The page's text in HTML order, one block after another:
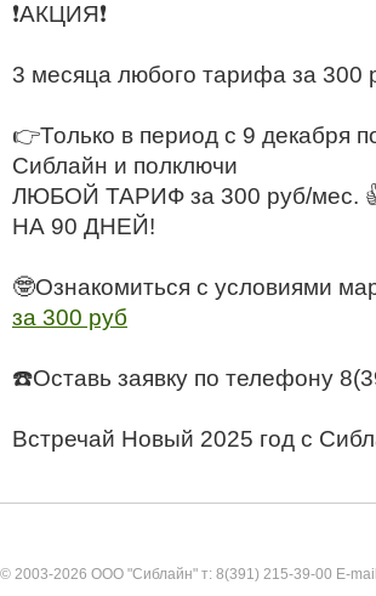
❗АКЦИЯ❗
3 месяца любого тарифа за 300
👉Только в период с 9 декабря
Сиблайн и полключи
ЛЮБОЙ ТАРИФ за 300 руб/мес.
НА 90 ДНЕЙ!
🤓Ознакомиться с условиями
за 300 руб
☎️Оставь заявку по телефону
Встречай Новый 2025 год с
© 2003-2026 ООО "Сиблайн" т: 8(391) 215-39-00 E-